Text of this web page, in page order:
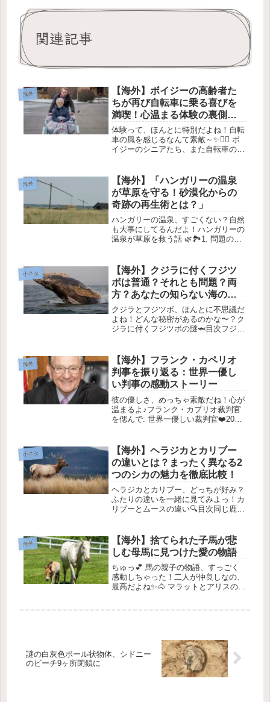
関連記事
海外
【海外】ボイジーの高齢者た
ちが再び自転車に乗る喜びを
満喫！心温まる体験の裏側と
は？
体験って、ほんとに特別だよね！自転
車の風を感じるなんて素敵～✨🚴‍♀️ ボ
イジーのシニアたち、また自転車の楽
設「Table Rock Senior Living」で、
特...
海外
【海外】「ハンガリーの温泉
が草原を守る！砂漠化からの
奇跡の再生術とは？」
ハンガリーの温泉、すごくない？自然
も大事にしてるんだよ！ハンガリーの
温泉が草原を救う話 🌿🏞️1. 問題の背
す。この問題は、特に平原の南部「ホ
モクハージュ」と呼ばれるエリア...
小ネタ
【海外】クジラに付くフジツ
ボは普通？それとも問題？両
方？あなたの知らない海の秘
密に迫る！
クジラとフジツボ、ほんとに不思議だ
よね！どんな秘密があるのかな〜？ク
ジラに付くフジツボの謎🦈目次フジツ
ボは役に立つのか？1. フジツボの付着
方法フジツボといえば、クジラの体...
海外
【海外】フランク・カペリオ
判事を振り返る：世界一優し
い判事の感動ストーリー
彼の優しさ、めっちゃ素敵だね！心が
温まるよ♪フランク・カプリオ裁判官
を偲んで: 世界一優しい裁判官❤️2025
す。彼は膵臓がんとの戦いを勇敢に乗
り越えてきました。 @...
小ネタ
【海外】ヘラジカとカリブー
の違いとは？まったく異なる2
つのシカの魅力を徹底比較！
ヘラジカとカリブー、どっちが好み？
ふたりの違いを一緒に見てみよっ！カ
リブーとムースの違い🔍目次同じ鹿の
な重要性と狩猟1. 同じ鹿の仲間の別の
種カリブーとムースはどちらも美し...
海外
【海外】捨てられた子馬が悲
しむ母馬に見つけた愛の物語
ちゅっ💕 馬の親子の物語、すっごく
感動しちゃった！二人が仲良しなの、
最高だよね✨🐴 マラットとアリスの心
謎の白灰色ボール状物体、シドニー
のビーチ9ヶ所閉鎖に